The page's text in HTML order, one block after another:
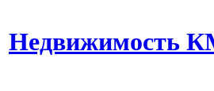
Недвижимость